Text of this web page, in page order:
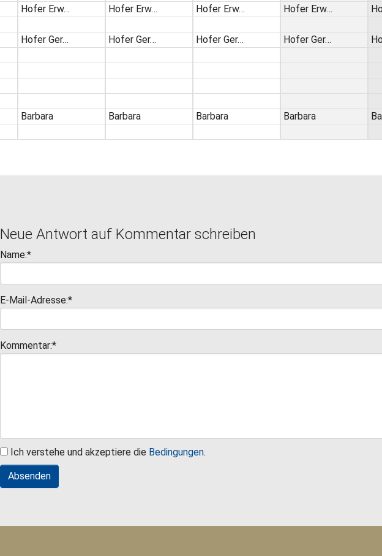
Hofer Erw…
Hofer Ger…
Barbara
Hofer Erw…
Hofer Ger…
Barbara
Hofer Erw…
Hofer Ger…
Barbara
Hofer Erw…
Hofer Ger…
Barbara
Neue Antwort auf Kommentar schreiben
Name:*
E-Mail-Adresse:*
Kommentar:*
Ich verstehe und akzeptiere die Bedingungen.